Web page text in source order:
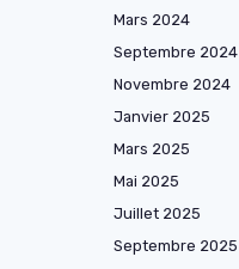
Mars 2024
Septembre 2024
Novembre 2024
Janvier 2025
Mars 2025
Mai 2025
Juillet 2025
Septembre 2025